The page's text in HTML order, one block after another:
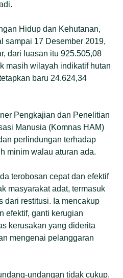
Hidup dan Kehutanan,
sampai 17 Desember 2019,
dari luasan itu 925.505,08
masih wilayah indikatif hutan
baru 24.624,34
Pengkajian dan Penelitian
Manusia (Komnas HAM)
perlindungan terhadap
minim walau aturan ada.
terobosan cepat dan efektif
masyarakat adat, termasuk
dari restitusi. Ia mencakup
efektif, ganti kerugian
kerusakan yang diderita
mengenai pelanggaran
undangan tidak cukup.